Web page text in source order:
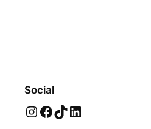
Social
InstagramFacebook TikTok LinkedIn